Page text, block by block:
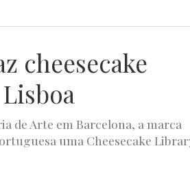
cheesecake
de Arte em Barcelona, a marca
uma Cheesecake